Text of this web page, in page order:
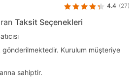
4.4 (27)
Taksit Seçenekleri
Kurulum müşteriye
sahiptir.